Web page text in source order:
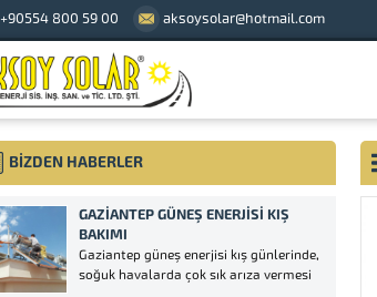
+90554 800 59 00 aksoysolar@hotmail.com
BİZDEN HABERLER
GAZIANTEP GÜNEŞ ENERJISI KIŞ
BAKIMI
Gaziantep güneş enerjisi kış günlerinde,
soğuk havalarda çok sık arıza vermesi